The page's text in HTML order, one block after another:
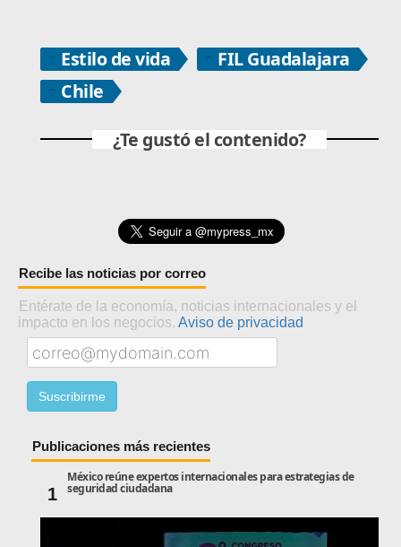
Estilo de vida
FIL Guadalajara
Chile
¿Te gustó el contenido?
Recibe las noticias por correo
Entérate de la economía, noticias internacionales y el
impacto en los negocios. Aviso de privacidad
Publicaciones más recientes
1
México reúne expertos internacionales para estrategias de
seguridad ciudadana